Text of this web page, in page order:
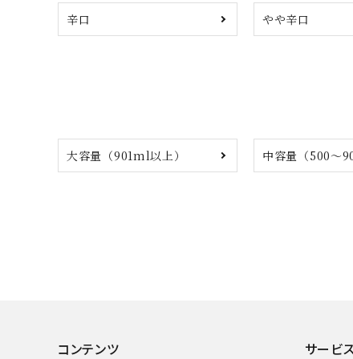
辛口 やや辛口
大容量（901ml以上） 中容量（500～
コンテンツ サービ